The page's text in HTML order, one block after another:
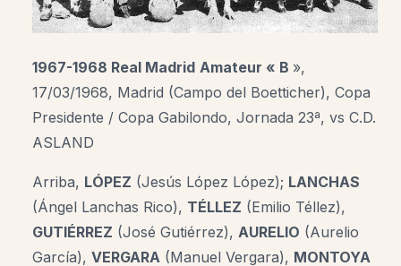
1967-1968 Real Madrid Amateur « B »,
17/03/1968, Madrid (Campo del Boetticher), Copa
Presidente / Copa Gabilondo, Jornada 23ª, vs C.D.
ASLAND
Arriba, LÓPEZ (Jesús López López); LANCHAS
(Ángel Lanchas Rico), TÉLLEZ (Emilio Téllez),
GUTIÉRREZ (José Gutiérrez), AURELIO (Aurelio
García), VERGARA (Manuel Vergara), MONTOYA